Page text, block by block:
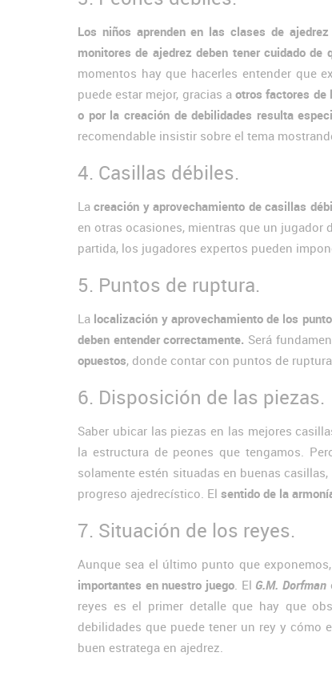
Los niños aprenden en las clases de
monitores de ajedrez deben tener cuidado
momentos hay que hacerles entender que
puede estar mejor, gracias aotros factores de
o por la creación de debilidades resulta
recomendable insistir sobre el tema
4. Casillas débiles.
Lacreación y aprovechamiento de casillas
en otras ocasiones, mientras que un jugador
partida, los jugadores expertos pueden
5. Puntos de ruptura.
La localización y aprovechamiento de los
deben entender correctamente. Será
opuestos, donde contar con puntos de
6. Disposición de las piezas.
Saber ubicar las piezas en las mejores
la estructura de peones que tengamos.
solamente estén situadas en buenas
progreso ajedrecístico. El sentido de la
7. Situación de los reyes.
Aunque sea el último punto que
importantes en nuestro juego. El G.M. Dorfman
reyes es el primer detalle que hay que
debilidades que puede tener un rey y cómo
buen estratega en ajedrez.